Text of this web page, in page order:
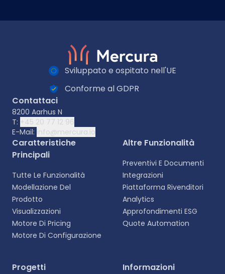
Selezionare la lingua
Sviluppato e ospitato nell'UE
Conforme al GDPR
Contattaci
8200 Aarhus N
T: +45 20 77 12 96
E-Mail: info@mercura.io
Caratteristiche
Principali
Tutte Le Funzionalità
Modellazione Del
Prodotto
Visualizzazioni
Motore Di Pricing
Motore Di Configurazione
Altre Funzionalità
Preventivi E Documenti
Integrazioni
Piattaforma Rivenditori
Analytics
Approfondimenti ESG
Quote Automation
Progetti Informazioni